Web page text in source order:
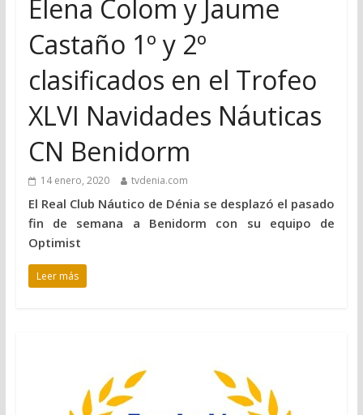
Elena Colom y Jaume
Castaño 1º y 2º
clasificados en el Trofeo
XLVI Navidades Náuticas
CN Benidorm
14 enero, 2020 tvdenia.com
El Real Club Náutico de Dénia se desplazó el pasado
fin de semana a Benidorm con su equipo de
Optimist
Leer más